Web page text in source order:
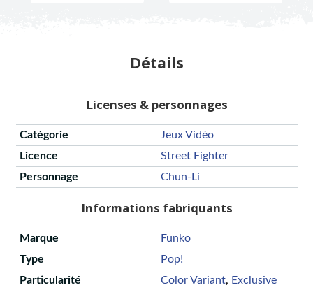
Détails
Licenses & personnages
Catégorie
Jeux Vidéo
Licence
Street Fighter
Personnage
Chun-Li
Informations fabriquants
Marque
Funko
Type
Pop!
Particularité
Color Variant, Exclusive